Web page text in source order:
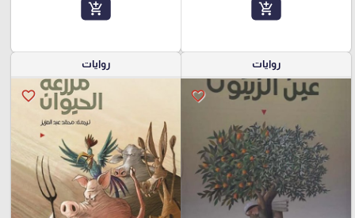
add_shopping_cart
add_shopping_cart
روايات
favorite_border
روايات
favorite_border